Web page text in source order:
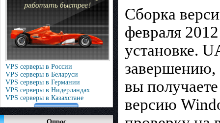
VPS серверы в России
VPS серверы в Беларуси
VPS серверы в Германии
VPS серверы в Нидерландах
VPS серверы в Казахстане
Сборка
февраля
установке.
завершению,
вы
версию